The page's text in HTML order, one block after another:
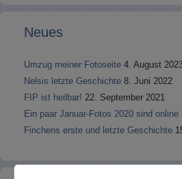
Neues
Umzug meiner Fotoseite 4. August
Nelsis letzte Geschichte 8. Juni 2022
FIP ist heilbar! 22. September 2021
Ein paar Januar-Fotos 2020 sind online
Finchens erste und letzte Geschichte